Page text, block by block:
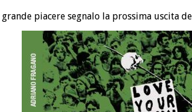
grande piacere segnalo la prossima uscita